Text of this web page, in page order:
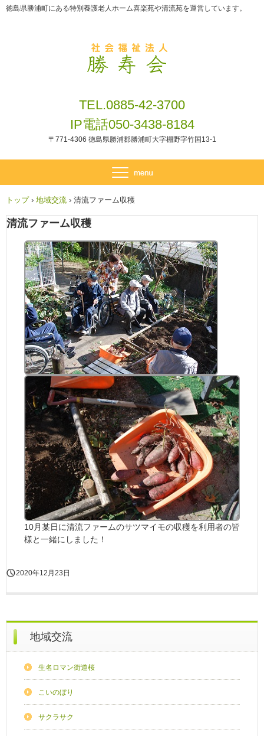
徳島県勝浦町にある特別養護老人ホーム喜楽苑や清流苑を運営しています。
TEL.0885-42-3700
IP電話050-3438-8184
〒771-4306 徳島県勝浦郡勝浦町大字棚野字竹国13-1
トップ › 地域交流 › 清流ファーム収穫
清流ファーム収穫
10月某日に清流ファームのサツマイモの収穫を利用者の皆
様と一緒にしました！
2020年12月23日
地域交流
生名ロマン街道桜
こいのぼり
サクラサク